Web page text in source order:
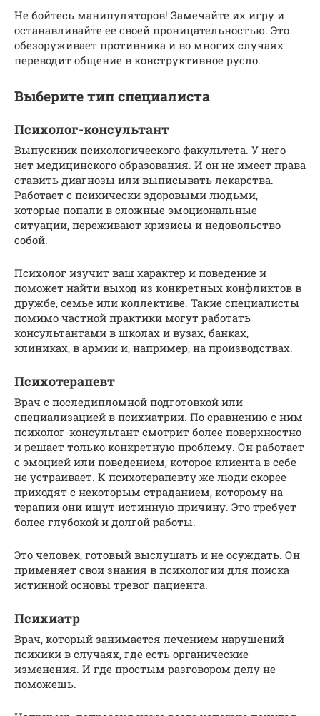
Не бойтесь манипуляторов! Замечайте их игру и
останавливайте ее своей проницательностью. Это
обезоруживает противника и во многих случаях
переводит общение в конструктивное русло.
Выберите тип специалиста
Психолог-консультант
Выпускник психологического факультета. У него
нет медицинского образования. И он не имеет права
ставить диагнозы или выписывать лекарства.
Работает с психически здоровыми людьми,
которые попали в сложные эмоциональные
ситуации, переживают кризисы и недовольство
собой.
Психолог изучит ваш характер и поведение и
поможет найти выход из конкретных конфликтов в
дружбе, семье или коллективе. Такие специалисты
помимо частной практики могут работать
консультантами в школах и вузах, банках,
клиниках, в армии и, например, на производствах.
Психотерапевт
Врач с последипломной подготовкой или
специализацией в психиатрии. По сравнению с ним
психолог-консультант смотрит более поверхностно
и решает только конкретную проблему. Он работает
с эмоцией или поведением, которое клиента в себе
не устраивает. К психотерапевту же люди скорее
приходят с некоторым страданием, которому на
терапии они ищут истинную причину. Это требует
более глубокой и долгой работы.
Это человек, готовый выслушать и не осуждать. Он
применяет свои знания в психологии для поиска
истинной основы тревог пациента.
Психиатр
Врач, который занимается лечением нарушений
психики в случаях, где есть органические
изменения. И где простым разговором делу не
поможешь.